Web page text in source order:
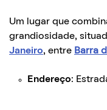
Um lugar que
grandiosidade,
Janeiro, entre Barra
Endereço: